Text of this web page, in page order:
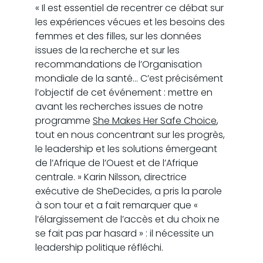
« Il est essentiel de recentrer ce débat sur
les expériences vécues et les besoins des
femmes et des filles, sur les données
issues de la recherche et sur les
recommandations de l’Organisation
mondiale de la santé… C’est précisément
l’objectif de cet événement : mettre en
avant les recherches issues de notre
programme She Makes Her Safe Choice,
tout en nous concentrant sur les progrès,
le leadership et les solutions émergeant
de l’Afrique de l’Ouest et de l’Afrique
centrale. » Karin Nilsson, directrice
exécutive de SheDecides, a pris la parole
à son tour et a fait remarquer que «
l’élargissement de l’accès et du choix ne
se fait pas par hasard » : il nécessite un
leadership politique réfléchi.